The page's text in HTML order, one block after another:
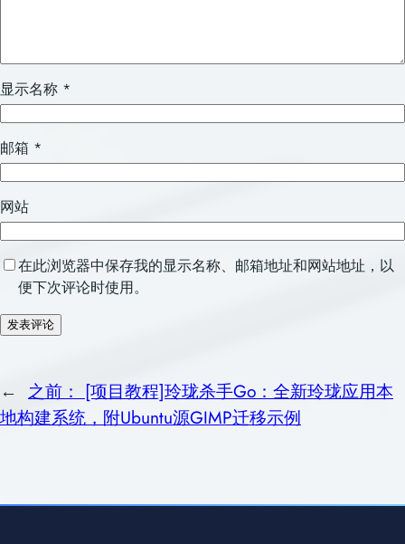
显示名称 *
邮箱 *
网站
在此浏览器中保存我的显示名称、邮箱地址和网站地址，以
便下次评论时使用。
← 之前： [项目教程]玲珑杀手Go：全新玲珑应用本
地构建系统，附Ubuntu源GIMP迁移示例